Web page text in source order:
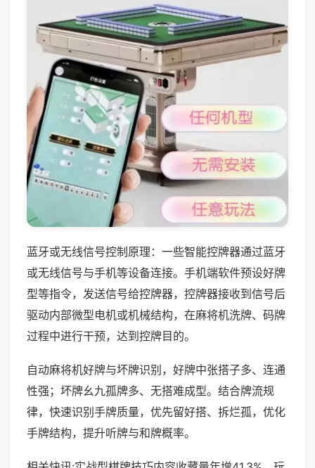
蓝牙或无线信号控制原理：一些智能控牌器通过蓝牙
或无线信号与手机等设备连接。手机端软件预设好牌
型等指令，发送信号给控牌器，控牌器接收到信号后
驱动内部微型电机或机械结构，在麻将机洗牌、码牌
过程中进行干预，达到控牌目的。
自动麻将机好牌与坏牌识别，好牌中张搭子多、连通
性强；坏牌幺九孤牌多、无搭难成型。结合牌流规
律，快速识别手牌质量，优先留好搭、拆烂孤，优化
手牌结构，提升听牌与和牌概率。